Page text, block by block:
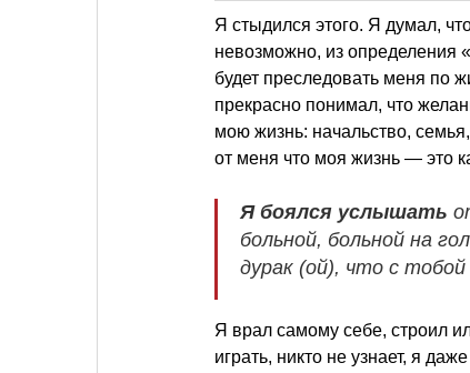
Я стыдился этого. Я думал,
невозможно, из определения
будет преследовать меня по
прекрасно понимал, что
мою жизнь: начальство,
от меня что моя жизнь — это
Я боялся услышать
больной, больной на
дурак (ой), что с тобой
Я врал самому себе, строил
играть, никто не узнает, я